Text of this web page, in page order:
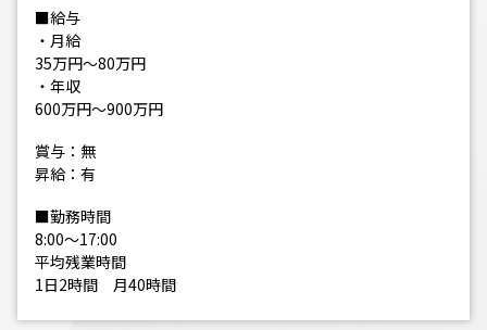
■給与
・月給
35万円～80万円
・年収
600万円～900万円
賞与：無
昇給：有
■勤務時間
8:00～17:00
平均残業時間
1日2時間 月40時間